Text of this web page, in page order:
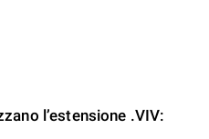
l’estensione .VIV: